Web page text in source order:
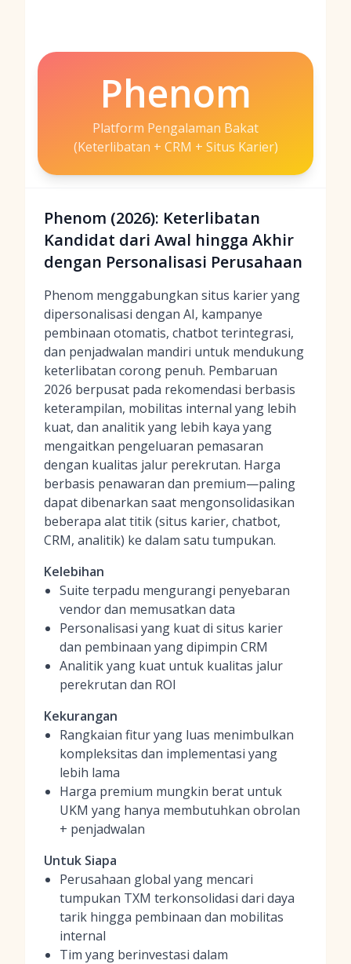
Phenom
Platform Pengalaman Bakat
(Keterlibatan + CRM + Situs Karier)
Phenom (2026): Keterlibatan
Kandidat dari Awal hingga Akhir
dengan Personalisasi Perusahaan
Phenom menggabungkan situs karier yang
dipersonalisasi dengan AI, kampanye
pembinaan otomatis, chatbot terintegrasi,
dan penjadwalan mandiri untuk mendukung
keterlibatan corong penuh. Pembaruan
2026 berpusat pada rekomendasi berbasis
keterampilan, mobilitas internal yang lebih
kuat, dan analitik yang lebih kaya yang
mengaitkan pengeluaran pemasaran
dengan kualitas jalur perekrutan. Harga
berbasis penawaran dan premium—paling
dapat dibenarkan saat mengonsolidasikan
beberapa alat titik (situs karier, chatbot,
CRM, analitik) ke dalam satu tumpukan.
Kelebihan
Suite terpadu mengurangi penyebaran
vendor dan memusatkan data
Personalisasi yang kuat di situs karier
dan pembinaan yang dipimpin CRM
Analitik yang kuat untuk kualitas jalur
perekrutan dan ROI
Kekurangan
Rangkaian fitur yang luas menimbulkan
kompleksitas dan implementasi yang
lebih lama
Harga premium mungkin berat untuk
UKM yang hanya membutuhkan obrolan
+ penjadwalan
Untuk Siapa
Perusahaan global yang mencari
tumpukan TXM terkonsolidasi dari daya
tarik hingga pembinaan dan mobilitas
internal
Tim yang berinvestasi dalam